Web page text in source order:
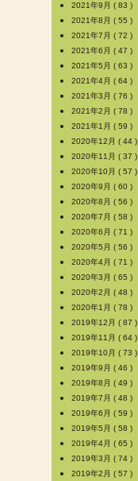
2021年9月 ( 83 )
2021年8月 ( 55 )
2021年7月 ( 72 )
2021年6月 ( 47 )
2021年5月 ( 63 )
2021年4月 ( 64 )
2021年3月 ( 76 )
2021年2月 ( 78 )
2021年1月 ( 59 )
2020年12月 ( 44 )
2020年11月 ( 37 )
2020年10月 ( 57 )
2020年9月 ( 60 )
2020年8月 ( 56 )
2020年7月 ( 58 )
2020年6月 ( 71 )
2020年5月 ( 56 )
2020年4月 ( 71 )
2020年3月 ( 65 )
2020年2月 ( 48 )
2020年1月 ( 78 )
2019年12月 ( 87 )
2019年11月 ( 64 )
2019年10月 ( 73 )
2019年9月 ( 46 )
2019年8月 ( 49 )
2019年7月 ( 48 )
2019年6月 ( 59 )
2019年5月 ( 58 )
2019年4月 ( 65 )
2019年3月 ( 74 )
2019年2月 ( 57 )